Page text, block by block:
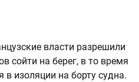
власти разрешили
сойти на берег, в то время
в изоляции на борту судна.